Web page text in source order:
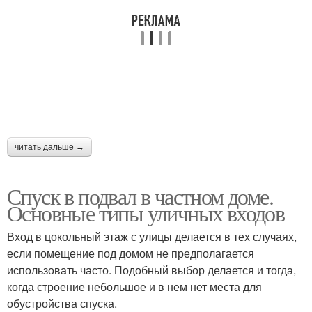
читать дальше →
Спуск в подвал в частном доме.
Основные типы уличных входов
Вход в цокольный этаж с улицы делается в тех случаях,
если помещение под домом не предполагается
использовать часто. Подобный выбор делается и тогда,
когда строение небольшое и в нем нет места для
обустройства спуска.